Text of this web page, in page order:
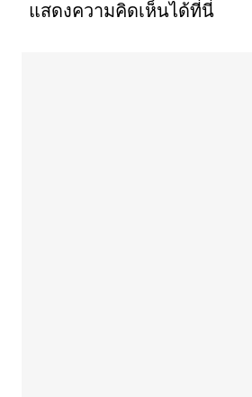
แสดงความคิดเห็นได้ที่นี่